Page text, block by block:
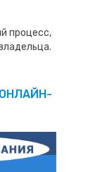
процесс,